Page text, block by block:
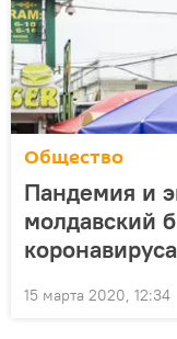
Общество
Пандемия и
молдавский
коронавируса
15 марта 2020, 12:34